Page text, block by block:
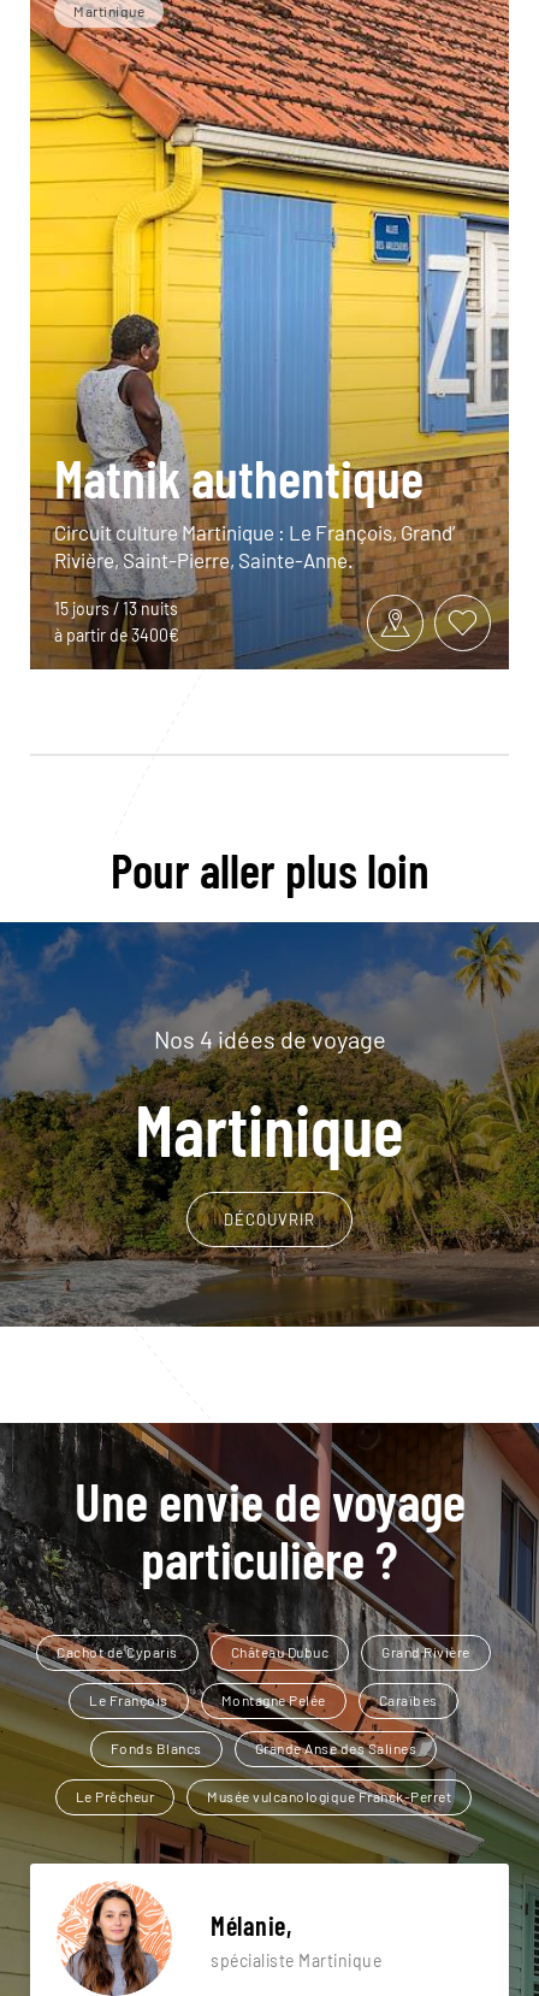
Martinique
Matnik authentique
Circuit culture Martinique : Le François, Grand’
Rivière, Saint-Pierre, Sainte-Anne.
15 jours / 13 nuits
à partir de 3400€
Pour aller plus loin
Nos 4 idées de voyage
Martinique
DÉCOUVRIR
Une envie de voyage
particulière ?
Cachot de Cyparis Château Dubuc Grand Rivière
Le François Montagne Pelée Caraïbes
Fonds Blancs Grande Anse des Salines
Le Prêcheur Musée vulcanologique Franck-Perret
Mélanie,
spécialiste Martinique